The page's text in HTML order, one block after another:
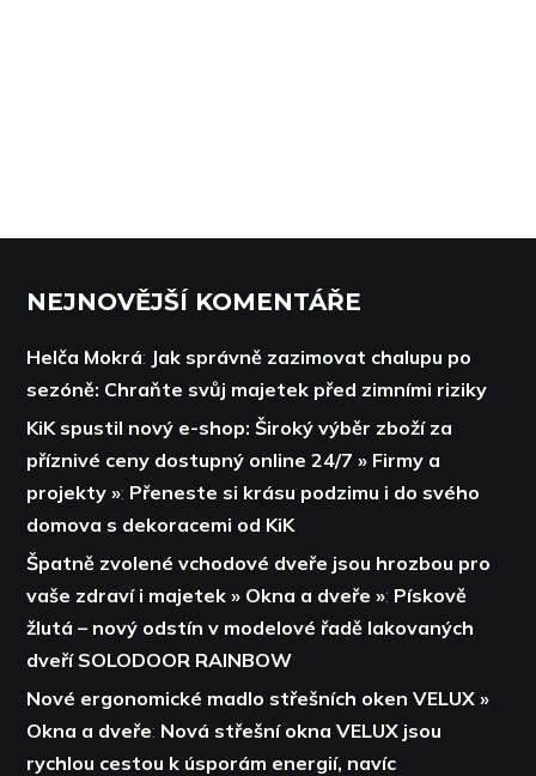
NEJNOVĚJŠÍ KOMENTÁŘE
Helča Mokrá: Jak správně zazimovat chalupu po
sezóně: Chraňte svůj majetek před zimními riziky
KiK spustil nový e-shop: Široký výběr zboží za
příznivé ceny dostupný online 24/7 » Firmy a
projekty »: Přeneste si krásu podzimu i do svého
domova s dekoracemi od KiK
Špatně zvolené vchodové dveře jsou hrozbou pro
vaše zdraví i majetek » Okna a dveře »: Pískově
žlutá – nový odstín v modelové řadě lakovaných
dveří SOLODOOR RAINBOW
Nové ergonomické madlo střešních oken VELUX »
Okna a dveře: Nová střešní okna VELUX jsou
rychlou cestou k úsporám energií, navíc